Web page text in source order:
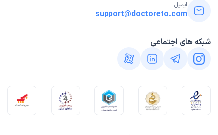
ایمیل:
support@doctoreto.com
شبکه های اجتماعی